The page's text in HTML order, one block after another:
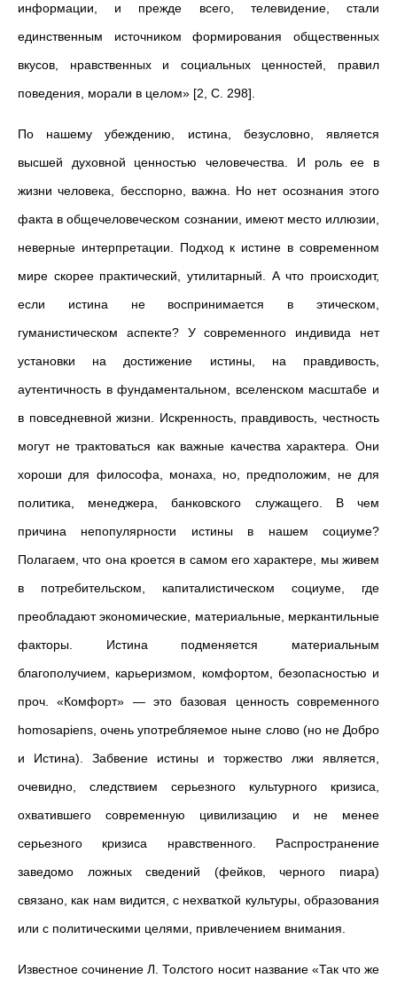
информации, и прежде всего, телевидение, стали
единственным источником формирования общественных
вкусов, нравственных и социальных ценностей, правил
поведения, морали в целом» [2, С. 298].
По нашему убеждению, истина, безусловно, является
высшей духовной ценностью человечества. И роль ее в
жизни человека, бесспорно, важна. Но нет осознания этого
факта в общечеловеческом сознании, имеют место иллюзии,
неверные интерпретации. Подход к истине в современном
мире скорее практический, утилитарный. А что происходит,
если истина не воспринимается в этическом,
гуманистическом аспекте? У современного индивида нет
установки на достижение истины, на правдивость,
аутентичность в фундаментальном, вселенском масштабе и
в повседневной жизни. Искренность, правдивость, честность
могут не трактоваться как важные качества характера. Они
хороши для философа, монаха, но, предположим, не для
политика, менеджера, банковского служащего. В чем
причина непопулярности истины в нашем социуме?
Полагаем, что она кроется в самом его характере, мы живем
в потребительском, капиталистическом социуме, где
преобладают экономические, материальные, меркантильные
факторы. Истина подменяется материальным
благополучием, карьеризмом, комфортом, безопасностью и
проч. «Комфорт» — это базовая ценность современного
homosapiens, очень употребляемое ныне слово (но не Добро
и Истина). Забвение истины и торжество лжи является,
очевидно, следствием серьезного культурного кризиса,
охватившего современную цивилизацию и не менее
серьезного кризиса нравственного. Распространение
заведомо ложных сведений (фейков, черного пиара)
связано, как нам видится, с нехваткой культуры, образования
или с политическими целями, привлечением внимания.
Известное сочинение Л. Толстого носит название «Так что же